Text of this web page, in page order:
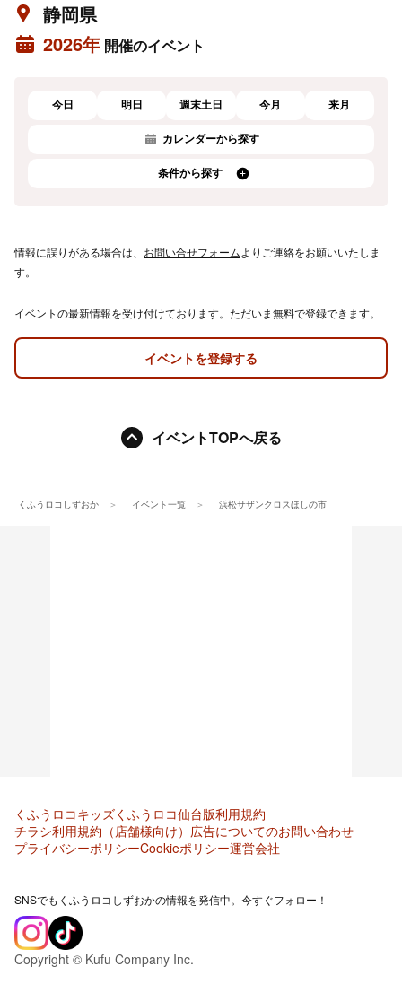
静岡県
2026年 開催のイベント
今日 明日 週末土日 今月 来月
カレンダーから探す
条件から探す
情報に誤りがある場合は、 お問い合せフォームよりご連絡をお願いいたしま
す。
イベントの最新情報を受け付けております。ただいま無料で登録できます。
イベントを登録する
イベントTOPへ戻る
くふうロコしずおか イベント一覧 浜松サザンクロスほしの市
くふうロコキッズくふうロコ仙台版利用規約
チラシ利用規約（店舗様向け） 広告についてのお問い合わせ
プライバシーポリシーCookieポリシー運営会社
SNSでもくふうロコしずおかの情報を発信中。今すぐフォロー！
Copyright © Kufu Company Inc.